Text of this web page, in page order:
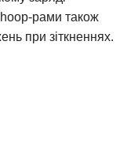
рами також
при зіткненнях.